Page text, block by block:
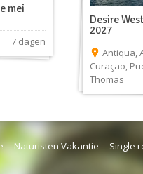
mei
7 dagen
Desire
2027
Antiqua,
Curaçao,
Thomas
Naturisten Vakantie Single